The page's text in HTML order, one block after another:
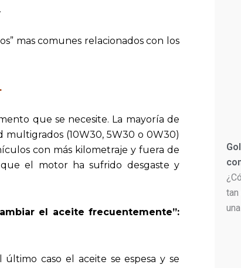
mas comunes relacionados con los
que se necesite. La mayoría de
multigrados (10W30, 5W30 o 0W30)
con más kilometraje y fuera de
el motor ha sufrido desgaste y
el aceite frecuentemente”:
caso el aceite se espesa y se